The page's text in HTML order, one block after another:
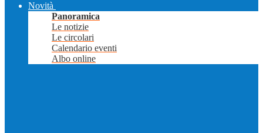
Novità
Panoramica
Le notizie
Le circolari
Calendario eventi
Albo online